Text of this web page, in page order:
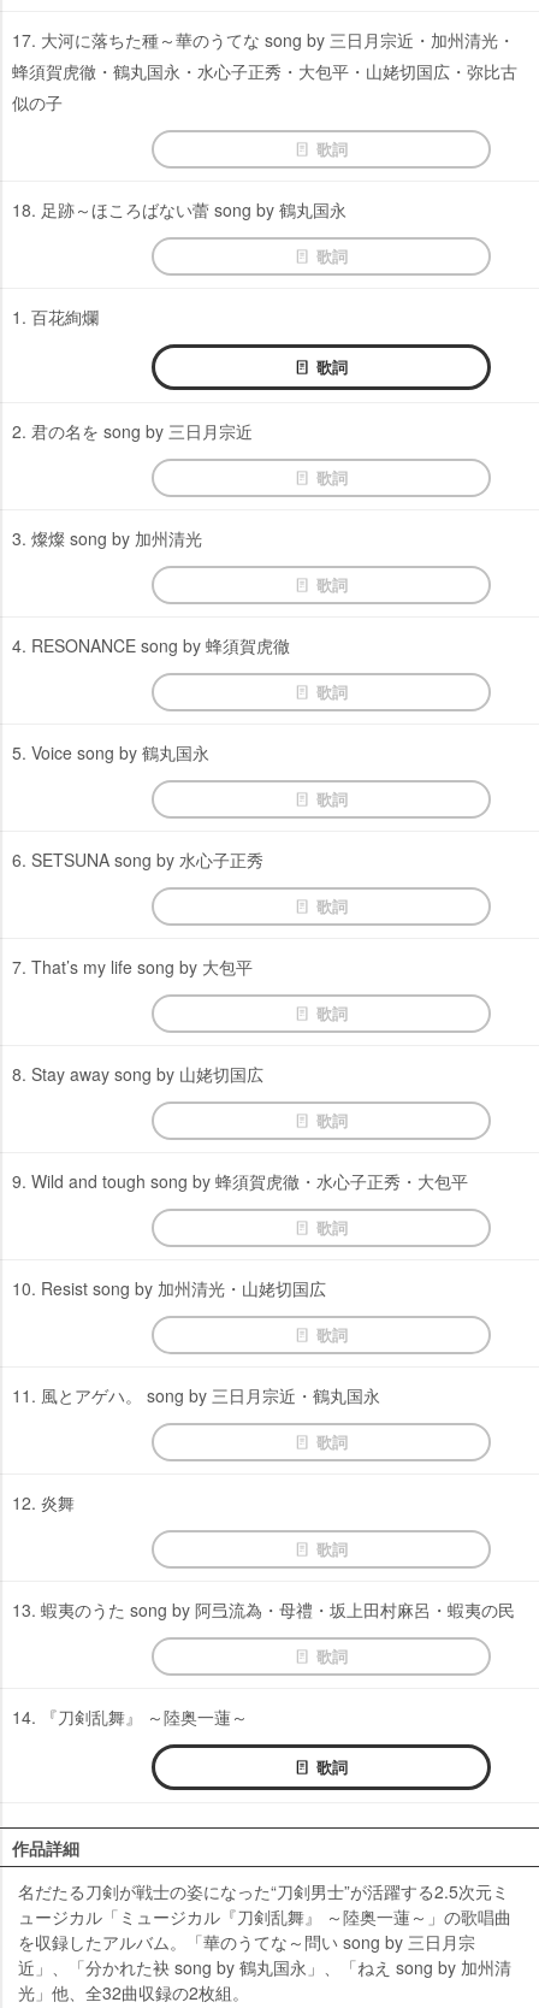
17. 大河に落ちた種～華のうてな song by 三日月宗近・加州清光・
蜂須賀虎徹・鶴丸国永・水心子正秀・大包平・山姥切国広・弥比古
似の子
歌詞
18. 足跡～ほころばない蕾 song by 鶴丸国永
歌詞
1. 百花絢爛
歌詞
2. 君の名を song by 三日月宗近
歌詞
3. 燦燦 song by 加州清光
歌詞
4. RESONANCE song by 蜂須賀虎徹
歌詞
5. Voice song by 鶴丸国永
歌詞
6. SETSUNA song by 水心子正秀
歌詞
7. That’s my life song by 大包平
歌詞
8. Stay away song by 山姥切国広
歌詞
9. Wild and tough song by 蜂須賀虎徹・水心子正秀・大包平
歌詞
10. Resist song by 加州清光・山姥切国広
歌詞
11. 風とアゲハ。 song by 三日月宗近・鶴丸国永
歌詞
12. 炎舞
歌詞
13. 蝦夷のうた song by 阿弖流為・母禮・坂上田村麻呂・蝦夷の民
歌詞
14. 『刀剣乱舞』 ～陸奥一蓮～
歌詞
作品詳細
名だたる刀剣が戦士の姿になった“刀剣男士”が活躍する2.5次元ミ
ュージカル「ミュージカル『刀剣乱舞』 ～陸奥一蓮～」の歌唱曲
を収録したアルバム。「華のうてな～問い song by 三日月宗
近」、「分かれた袂 song by 鶴丸国永」、「ねえ song by 加州清
光」他、全32曲収録の2枚組。